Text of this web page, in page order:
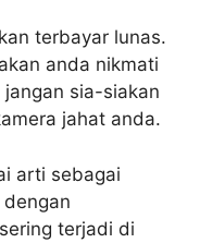
terbayar lunas.
anda nikmati
sia-siakan
jahat anda.
arti sebagai
terjadi di